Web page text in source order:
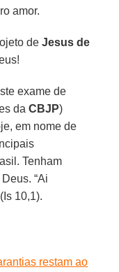
amor.
deJesus de
exame de
daCBJP)
em nome de
Tenham
“Ai
10,1).
restam ao